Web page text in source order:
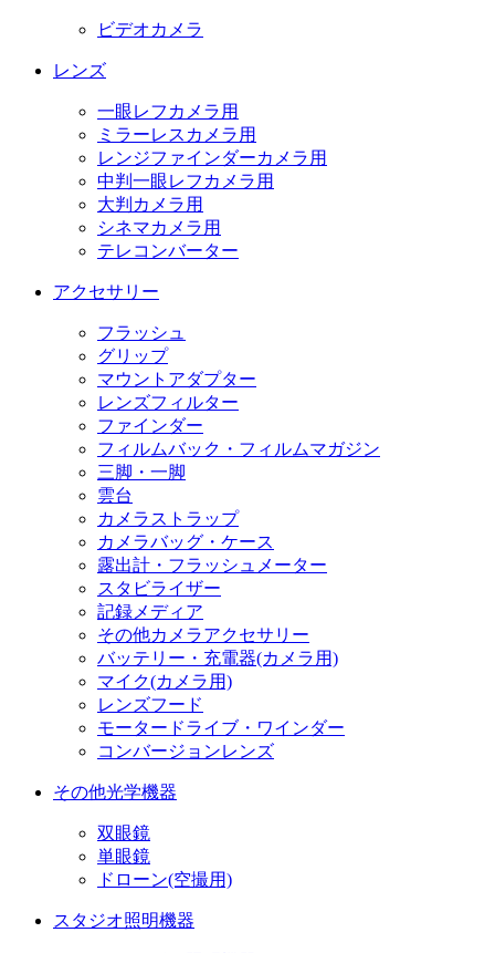
ビデオカメラ
レンズ
一眼レフカメラ用
ミラーレスカメラ用
レンジファインダーカメラ用
中判一眼レフカメラ用
大判カメラ用
シネマカメラ用
テレコンバーター
アクセサリー
フラッシュ
グリップ
マウントアダプター
レンズフィルター
ファインダー
フィルムバック・フィルムマガジン
三脚・一脚
雲台
カメラストラップ
カメラバッグ・ケース
露出計・フラッシュメーター
スタビライザー
記録メディア
その他カメラアクセサリー
バッテリー・充電器(カメラ用)
マイク(カメラ用)
レンズフード
モータードライブ・ワインダー
コンバージョンレンズ
その他光学機器
双眼鏡
単眼鏡
ドローン(空撮用)
スタジオ照明機器